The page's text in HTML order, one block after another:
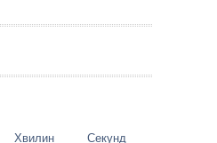
Хвилин Секунд